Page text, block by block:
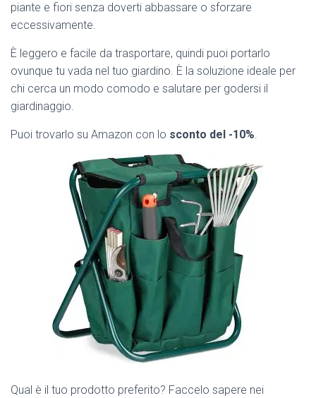
piante e fiori senza doverti abbassare o sforzare
eccessivamente.
È leggero e facile da trasportare, quindi puoi portarlo
ovunque tu vada nel tuo giardino. È la soluzione ideale per
chi cerca un modo comodo e salutare per godersi il
giardinaggio.
Puoi trovarlo su Amazon con lo sconto del -10%.
Qual è il tuo prodotto preferito? Faccelo sapere nei